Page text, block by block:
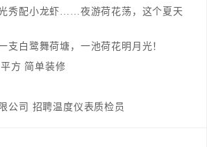
秀配小龙虾……夜游荷花荡，这个夏天
支白鹭舞荷塘，一池荷花明月光！
方 简单装修
公司 招聘温度仪表质检员